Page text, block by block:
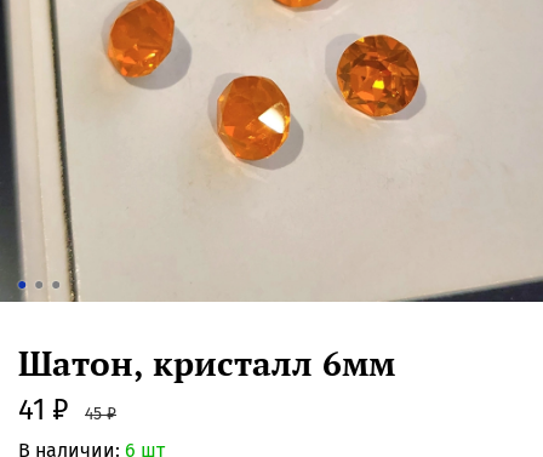
Шатон, кристалл 6мм
41 ₽ 45 ₽
В наличии: 6 шт